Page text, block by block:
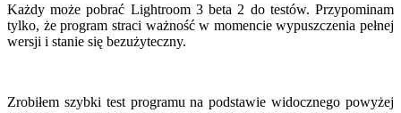
Każdy może pobrać Lightroom 3 beta 2 do testów. Przypominam
tylko, że program straci ważność w momencie wypuszczenia pełnej
wersji i stanie się bezużyteczny.
Zrobiłem szybki test programu na podstawie widocznego powyżej